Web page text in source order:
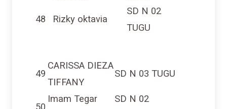
48 Rizky oktavia
SD N 02
TUGU
49
CARISSA DIEZA
TIFFANY
SD N 03 TUGU
50
Imam Tegar
SD N 02